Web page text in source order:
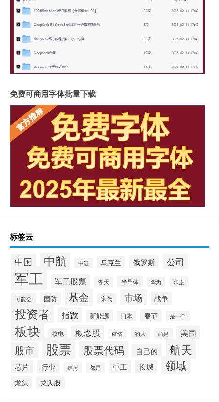
免费可商用字体批量下载
标签云
中国 中航 中证 乌克兰 俄罗斯 公司
军工 军工股票 冬天 半导体 华为 印度
可能会 国防 基金 宋代 市场 战争
投资者 指数 新能源 日本 春节 是一个
板块 核电 概念股 疫情 的人 的是 美国
股市 股票 股票代码 自己的 航天
芯片 行业 走势 都是 重工 长城 领域
龙头 龙头股